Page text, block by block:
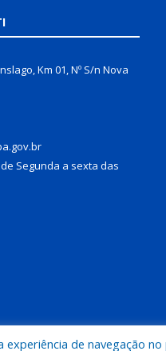
Km 01, Nº S/n Nova
Segunda a sexta das
experiência de navegação